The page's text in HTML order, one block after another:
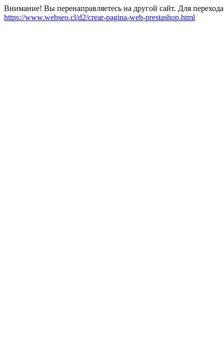
Внимание! Вы перенаправляетесь на другой сайт. Для
https://www.webseo.cl/d2/crear-pagina-web-prestashop.html